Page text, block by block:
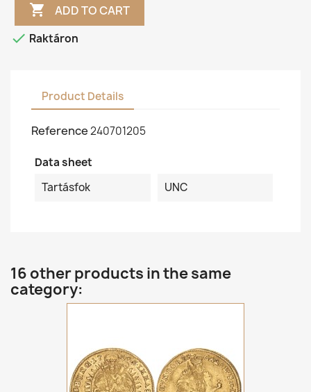
 ADD TO CART
 Raktáron
Product Details
Reference240701205
Data sheet
Tartásfok
UNC
16 other products in the same
category: